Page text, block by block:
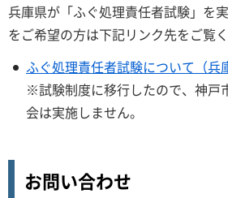
兵庫県が「ふぐ処理責任者試験」を
をご希望の方は下記リンク先をご覧く
ふぐ処理責任者試験について（兵
※試験制度に移行したので、神戸
会は実施しません。
お問い合わせ